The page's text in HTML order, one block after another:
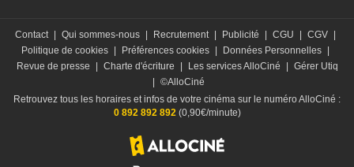
Contact Qui sommes-nous Recrutement Publicité CGU CGV
Politique de cookies
Préférences cookies Données Personnelles
Revue de presse
Charte d'écriture Les services AlloCiné
Gérer Utiq
©AlloCiné
Retrouvez tous les horaires et infos de votre cinéma sur le numéro AlloCiné :
0 892 892 892(0,90€/minute)